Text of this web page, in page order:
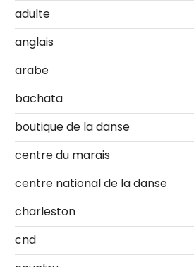
adulte
anglais
arabe
bachata
boutique de la danse
centre du marais
centre national de la danse
charleston
cnd